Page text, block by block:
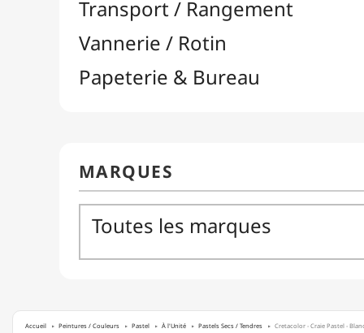
Accueil Peintures / Couleurs Pastel À l'Unité Pastels Secs / Tendres Cretacolor - Craie Pastel -